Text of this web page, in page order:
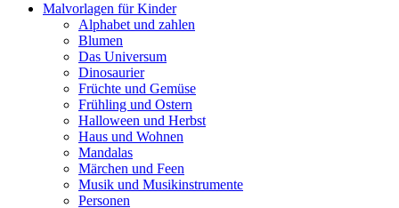
Malvorlagen für Kinder
Alphabet und zahlen
Blumen
Das Universum
Dinosaurier
Früchte und Gemüse
Frühling und Ostern
Halloween und Herbst
Haus und Wohnen
Mandalas
Märchen und Feen
Musik und Musikinstrumente
Personen